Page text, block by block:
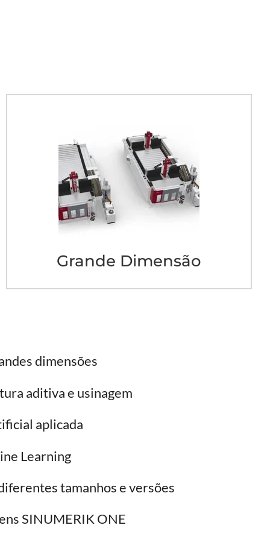
Grande Dimensão
Grande Dimensão
A Genesis é uma das maiores da categoria para
prototipagem com uma capacidade de deposição
de até 200 kg por hora de materiais
termoplásticos reforçados.
dimensões
aditiva e usinagem
aplicada
Learning
tamanhos e versões
SINUMERIK ONE